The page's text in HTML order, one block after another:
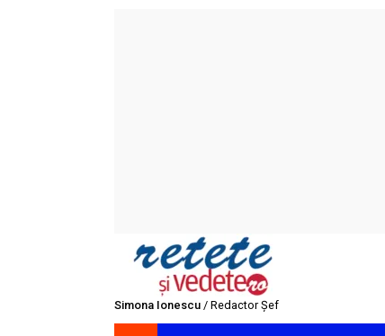
Simona Ionescu / Redactor Șef